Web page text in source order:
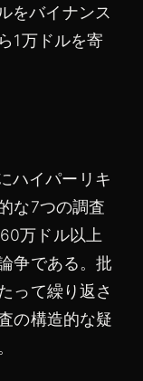
をバイナンス
1万ドルを寄
ハイパーリキ
な7つの調査
万ドル以上
争である。批
って繰り返さ
の構造的な疑